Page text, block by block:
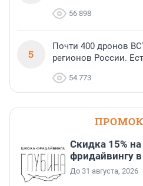
56 898
5
Почти 400 дронов
регионов России.
54 773
Скидка 15%
фридайвингу
До 31 августа, 2026